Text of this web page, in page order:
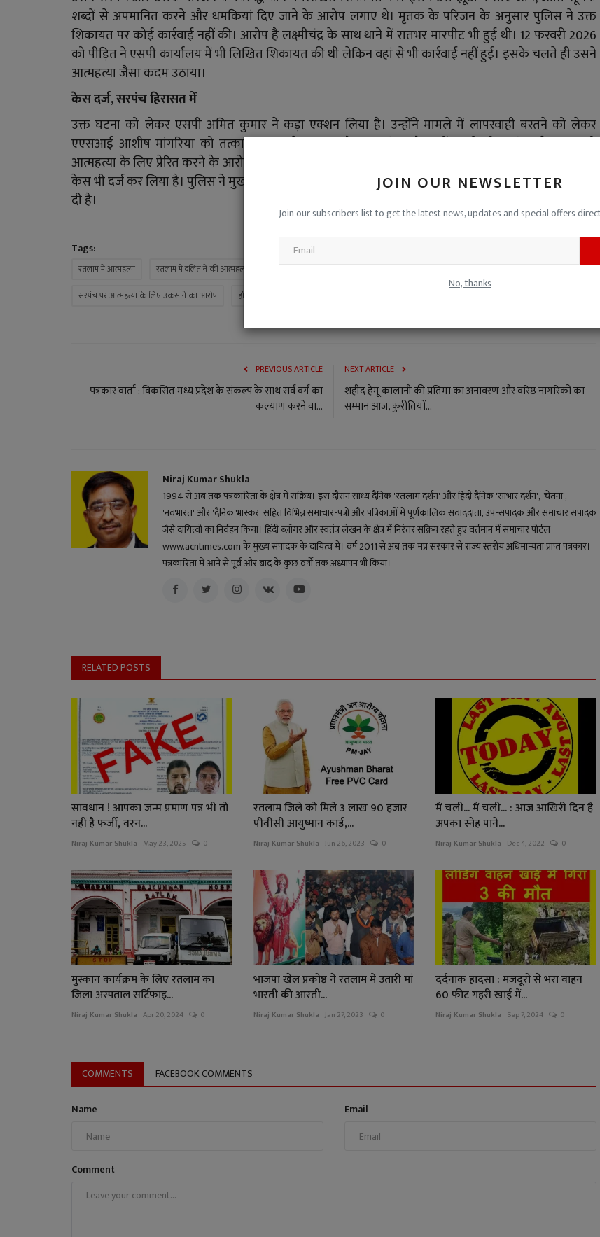
JOIN OUR NEWSLETTER
Join our subscribers list to get the latest news, updates and special offers
No, thanks
शब्दों से अपमानित करने और धमकियां दिए जाने के आरोप लगाए थे। मृतक के परिजन के अनुसार पुलिस ने उक्त
शिकायत पर कोई कार्रवाई नहीं की। आरोप है लक्ष्मीचंद्र के साथ थाने में रातभर मारपीट भी हुई थी। 12 फरवरी 2026
को पीड़ित ने एसपी कार्यालय में भी लिखित शिकायत की थी लेकिन वहां से भी कार्रवाई नहीं हुई। इसके चलते ही उसने
आत्महत्या जैसा कदम उठाया।
केस दर्ज, सरपंच हिरासत में
उक्त घटना को लेकर एसपी अमित कुमार ने कड़ा एक्शन लिया है। उन्होंने मामले में लापरवाही बरतने को लेकर
एएसआई आशीष मांगरिया को तत्काल प्रभाव से लाइन अटैच कर दिया है। वहीं दूसरी ओर पुलिस ने युवक को
आत्महत्या के लिए प्रेरित करने के आरोप में सरपंच जितेंद्र पाटीदार, लोकेश पाटीदार और पुरुषोत्तम पाटीदार के विरुद्ध
केस भी दर्ज कर लिया है। पुलिस ने मुख्य आरोपी सरपंच जितेंद्र को हिरासत में लेकर शेष आरोपियों की तलाश शुरू कर
दी है।
Tags:
रतलाम में आत्महत्या रतलाम में दलित ने की आत्महत्या एसपी अमित कुमार औद्योगिक क्षेत्र थाना जावरा रतलाम पुलिस
हरियाखेड़ा
सरपंच पर आत्महत्या के लिए उकसाने का आरोप
हरियाखेड़ा सरपंच हिरासत में
PREVIOUS ARTICLE
पत्रकार वार्ता : विकसित मध्य प्रदेश के संकल्प के साथ सर्व वर्ग का
कल्याण करने वा...
NEXT ARTICLE
शहीद हेमू कालानी की प्रतिमा का अनावरण और वरिष्ठ नागरिकों का
सम्मान आज, कुरीतियों...
Niraj Kumar Shukla
1994 से अब तक पत्रकारिता के क्षेत्र में सक्रिय। इस दौरान सांध्य दैनिक 'रतलाम दर्शन' और हिंदी दैनिक 'साभार दर्शन', 'चेतना',
'नवभारत' और 'दैनिक भास्कर' सहित विभिन्न समाचार-पत्रों और पत्रिकाओं में पूर्णकालिक संवाददाता, उप-संपादक और समाचार संपादक
जैसे दायित्वों का निर्वहन किया। हिंदी ब्लॉगर और स्वतंत्र लेखन के क्षेत्र में निरंतर सक्रिय रहते हुए वर्तमान में समाचार पोर्टल
www.acntimes.com के मुख्य संपादक के दायित्व में। वर्ष 2011 से अब तक मप्र सरकार से राज्य स्तरीय अधिमान्यता प्राप्त पत्रकार।
पत्रकारिता में आने से पूर्व और बाद के कुछ वर्षों तक अध्यापन भी किया।
RELATED POSTS
सावधान ! आपका जन्म प्रमाण पत्र भी तो
नहीं है फर्जी, वरन...
Niraj Kumar Shukla May 23, 2025 0
रतलाम जिले को मिले 3 लाख 90 हजार
पीवीसी आयुष्मान कार्ड,...
Niraj Kumar Shukla Jun 26, 2023 0
मैं चली... मैं चली... : आज आखिरी दिन है
अपका स्नेह पाने...
Niraj Kumar Shukla Dec 4, 2022 0
मुस्कान कार्यक्रम के लिए रतलाम का
जिला अस्पताल सर्टिफाइ...
Niraj Kumar Shukla Apr 20, 2024 0
भाजपा खेल प्रकोष्ठ ने रतलाम में उतारी मां
भारती की आरती...
Niraj Kumar Shukla Jan 27, 2023 0
दर्दनाक हादसा : मजदूरों से भरा वाहन
60 फीट गहरी खाई में...
Niraj Kumar Shukla Sep 7, 2024 0
COMMENTS FACEBOOK COMMENTS
Name Email
Comment